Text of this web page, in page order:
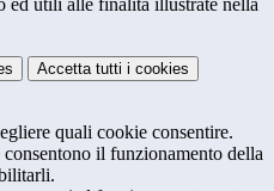
ed utili alle finalità illustrate nella
Accetta tutti i cookies
quali cookie consentire.
il funzionamento della